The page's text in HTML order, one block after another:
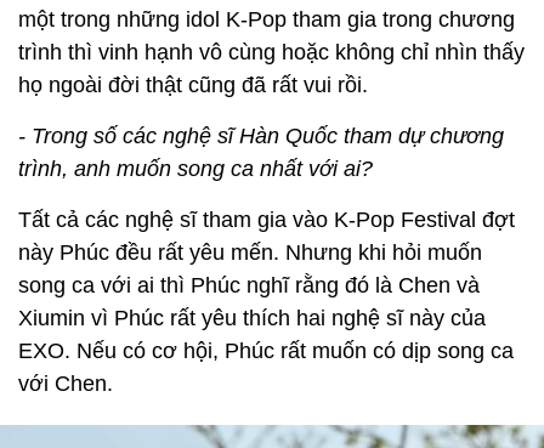
một trong những idol K-Pop tham gia trong chương
trình thì vinh hạnh vô cùng hoặc không chỉ nhìn thấy
họ ngoài đời thật cũng đã rất vui rồi.
- Trong số các nghệ sĩ Hàn Quốc tham dự chương
trình, anh muốn song ca nhất với ai?
Tất cả các nghệ sĩ tham gia vào K-Pop Festival đợt
này Phúc đều rất yêu mến. Nhưng khi hỏi muốn
song ca với ai thì Phúc nghĩ rằng đó là Chen và
Xiumin vì Phúc rất yêu thích hai nghệ sĩ này của
EXO. Nếu có cơ hội, Phúc rất muốn có dịp song ca
với Chen.